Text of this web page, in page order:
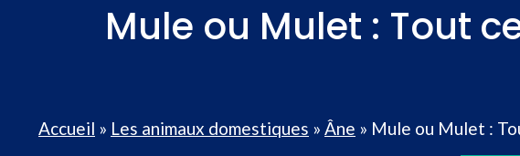
Mule ou Mulet : Tout
Accueil » Les animaux domestiques » Âne » Mule ou Mulet :